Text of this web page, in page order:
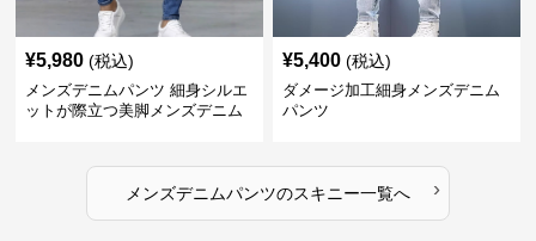
¥5,980 (税込)
メンズデニムパンツ 細身シルエ
ットが際立つ美脚メンズデニム
¥5,400 (税込)
ダメージ加工細身メンズデニム
パンツ
メンズデニムパンツのスキニー一覧へ ›